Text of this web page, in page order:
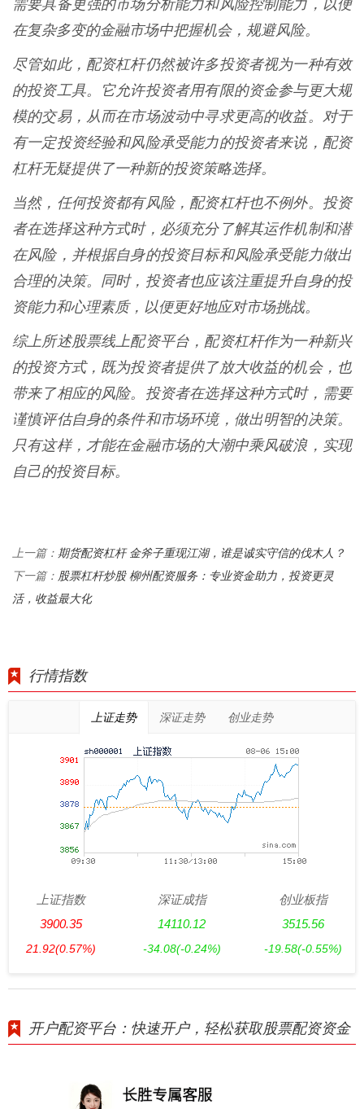
需要具备更强的市场分析能力和风险控制能力，以便
在复杂多变的金融市场中把握机会，规避风险。
尽管如此，配资杠杆仍然被许多投资者视为一种有效
的投资工具。它允许投资者用有限的资金参与更大规
模的交易，从而在市场波动中寻求更高的收益。对于
有一定投资经验和风险承受能力的投资者来说，配资
杠杆无疑提供了一种新的投资策略选择。
当然，任何投资都有风险，配资杠杆也不例外。投资
者在选择这种方式时，必须充分了解其运作机制和潜
在风险，并根据自身的投资目标和风险承受能力做出
合理的决策。同时，投资者也应该注重提升自身的投
资能力和心理素质，以便更好地应对市场挑战。
综上所述股票线上配资平台，配资杠杆作为一种新兴
的投资方式，既为投资者提供了放大收益的机会，也
带来了相应的风险。投资者在选择这种方式时，需要
谨慎评估自身的条件和市场环境，做出明智的决策。
只有这样，才能在金融市场的大潮中乘风破浪，实现
自己的投资目标。
上一篇： 期货配资杠杆 金斧子重现江湖，谁是诚实守信的伐木人？
下一篇： 股票杠杆炒股 柳州配资服务：专业资金助力，投资更灵
活，收益最大化
行情指数
上证走势 深证走势 创业走势
上证指数
3900.35
21.92(0.57%)
深证成指
14110.12
-34.08(-0.24%)
创业板指
3515.56
-19.58(-0.55%)
开户配资平台：快速开户，轻松获取股票配资资金